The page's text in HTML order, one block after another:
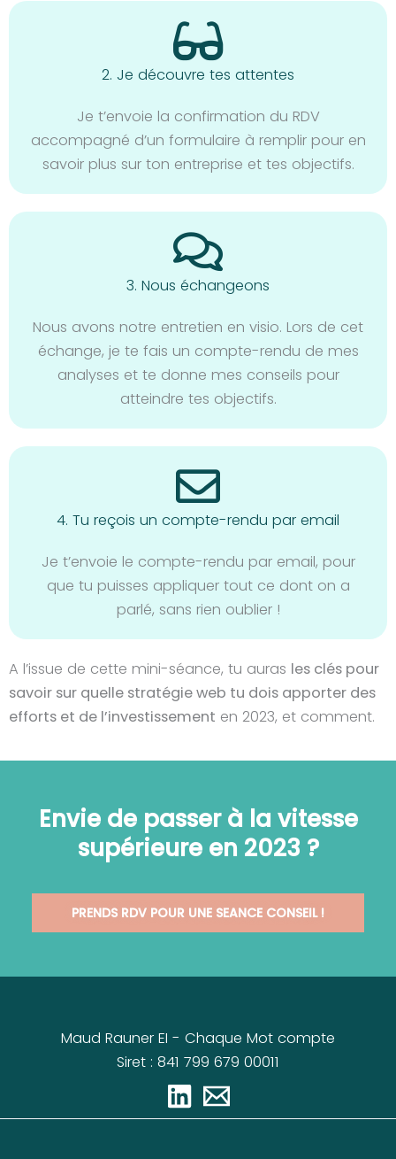
2. Je découvre tes attentes
Je t’envoie la confirmation du RDV
accompagné d’un formulaire à remplir pour en
savoir plus sur ton entreprise et tes objectifs.
3. Nous échangeons
Nous avons notre entretien en visio. Lors de cet
échange, je te fais un compte-rendu de mes
analyses et te donne mes conseils pour
atteindre tes objectifs.
4. Tu reçois un compte-rendu par email
Je t’envoie le compte-rendu par email, pour
que tu puisses appliquer tout ce dont on a
parlé, sans rien oublier !
A l’issue de cette mini-séance, tu auras les clés pour
savoir sur quelle stratégie web tu dois apporter des
efforts et de l’investissement en 2023, et comment.
Envie de passer à la vitesse
supérieure en 2023 ?
PRENDS RDV POUR UNE SEANCE CONSEIL !
Maud Rauner EI - Chaque Mot compte
Siret : 841 799 679 00011